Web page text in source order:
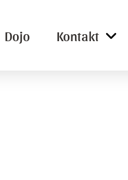
Dojo Kontakt